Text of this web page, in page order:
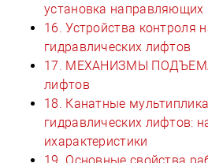
установка направляющих
16. Устройства контроля
гидравлических лифтов
17. МЕХАНИЗМЫ ПОДЪЕМА
лифтов
18. Канатные
гидравлических лифтов:
ихарактеристики